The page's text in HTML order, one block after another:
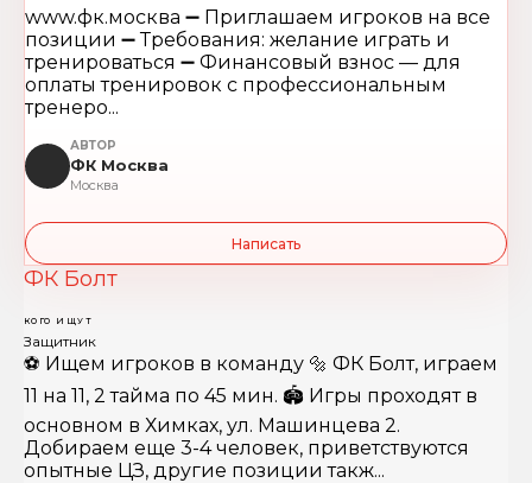
www.фк.москва ➖ Приглашаем игроков на все
позиции ➖ Требования: желание играть и
тренироваться ➖ Финансовый взнос — для
оплаты тренировок с профессиональным
тренеро...
АВТОР
ФК Москва
Москва
Написать
ФК Болт
КОГО ИЩУТ
Защитник
⚽️ Ищем игроков в команду 🔩 ФК Болт, играем
11 на 11, 2 тайма по 45 мин. 🏟️ Игры проходят в
основном в Химках, ул. Машинцева 2.
Добираем еще 3-4 человек, приветствуются
опытные ЦЗ, другие позиции такж...